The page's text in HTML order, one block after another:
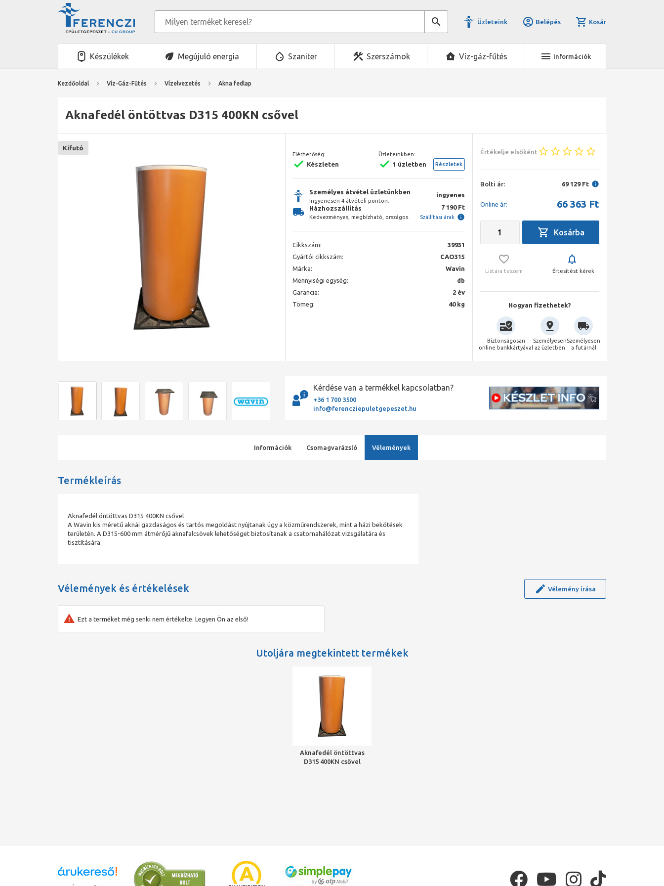
Üzleteink Belépés Kosár
Készülékek Megújuló energia Szaniter Szerszámok Víz-gáz-fűtés Információk
Kezdőoldal Víz-Gáz-Fűtés Vízelvezetés Akna fedlap
Aknafedél öntöttvas D315 400KN csővel
Kifutó
Elérhetőség:
Készleten
Üzleteinkben:
1 üzletben Részletek
Személyes átvétel üzletünkben
Ingyenesen 4 átvételi ponton.
ingyenes
Házhozszállítás
Kedvezményes, megbízható, országos.
7 190 Ft
Szállítási árak
Cikkszám:
39931
Gyártói cikkszám:
CAO315
Márka:
Wavin
Mennyiségi egység:
db
Garancia:
2 év
Tömeg:
40 kg
Értékelje elsőként
Bolti ár: 69 129 Ft
Online ár: 66 363 Ft
Listára teszem Értesítést kérek
Hogyan fizethetek?
Biztonságosan
online bankkártyával
Személyesen
az üzletben
Személyesen
a futárnál
Kérdése van a termékkel kapcsolatban?
+36 1 700 3500
info@ferencziepuletgepeszet.hu
Információk Csomagvarázsló Vélemények
Termékleírás
Aknafedél öntöttvas D315 400KN csővel
A Wavin kis méretű aknái gazdaságos és tartós megoldást nyújtanak úgy a közműrendszerek, mint a házi bekötések
területén. A D315-600 mm átmérőjű aknafalcsövek lehetőséget biztosítanak a csatornahálózat vizsgálatára és
tisztítására.
Vélemények és értékelések Vélemény írása
Ezt a terméket még senki nem értékelte. Legyen Ön az első!
Utoljára megtekintett termékek
Aknafedél öntöttvas
D315 400KN csővel